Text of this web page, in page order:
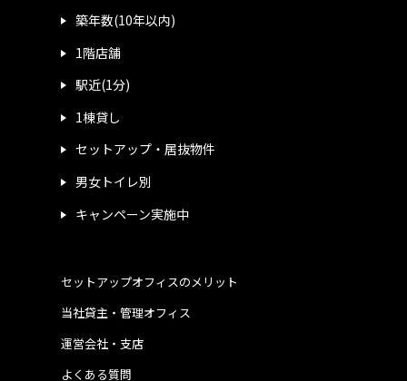
築年数(10年以内)
1階店舗
駅近(1分)
1棟貸し
セットアップ・居抜物件
男女トイレ別
キャンペーン実施中
運営会社・支店
よくある質問
当社貸主・管理オフィス
セットアップオフィスのメリット